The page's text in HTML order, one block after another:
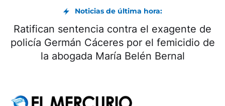
Noticias de última hora:
Ratifican sentencia contra el exagente de
policía Germán Cáceres por el femicidio de
la abogada María Belén Bernal